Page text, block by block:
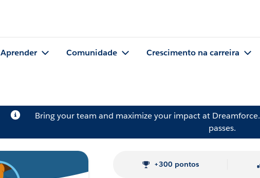
Aprender Comunidade Crescimento na carreira
Bring your team and maximize your impact at Dreamforce.
passes.
+300 pontos